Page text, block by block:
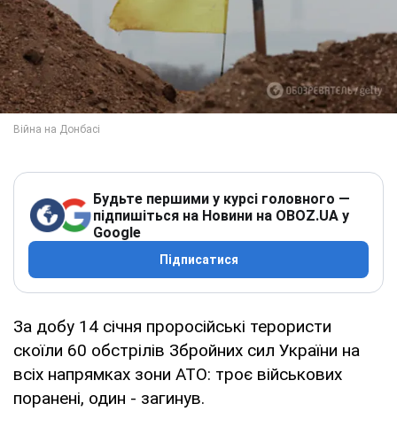
Будьте першими у курсі головного —
підпишіться на Новини на OBOZ.UA у
Google
Підписатися
За добу 14 січня проросійські терористи
скоїли 60 обстрілів Збройних сил України на
всіх напрямках зони АТО: троє військових
поранені, один - загинув.